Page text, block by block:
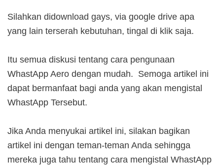
Silahkan didownload gays, via google drive apa
yang lain terserah kebutuhan, tingal di klik saja.
Itu semua diskusi tentang cara pengunaan
WhastApp Aero dengan mudah. Semoga artikel ini
dapat bermanfaat bagi anda yang akan mengistal
WhastApp Tersebut.
Jika Anda menyukai artikel ini, silakan bagikan
artikel ini dengan teman-teman Anda sehingga
mereka juga tahu tentang cara mengistal WhastApp